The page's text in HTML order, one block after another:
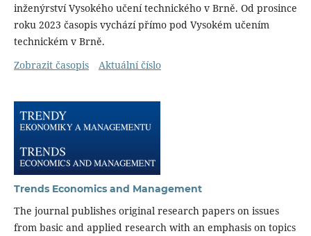
inženýrství Vysokého učení technického v Brně. Od prosince
roku 2023 časopis vychází přímo pod Vysokém učením
technickém v Brně.
Zobrazit časopis
Aktuální číslo
Trends Economics and Management
The journal publishes original research papers on issues
from basic and applied research with an emphasis on topics